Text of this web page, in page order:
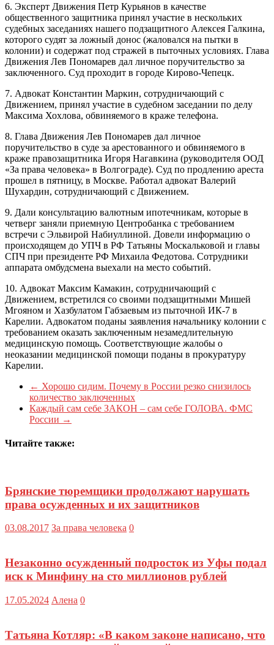
6. Эксперт Движения Петр Курьянов в качестве
общественного защитника принял участие в нескольких
судебных заседаниях нашего подзащитного Алексея Галкина,
которого судят за ложный донос (жаловался на пытки в
колонии) и содержат под стражей в пыточных условиях. Глава
Движения Лев Пономарев дал личное поручительство за
заключенного. Суд проходит в городе Кирово-Чепецк.
7. Адвокат Константин Маркин, сотрудничающий с
Движением, принял участие в судебном заседании по делу
Максима Хохлова, обвиняемого в краже телефона.
8. Глава Движения Лев Пономарев дал личное
поручительство в суде за арестованного и обвиняемого в
краже правозащитника Игоря Нагавкина (руководителя ООД
«За права человека» в Волгограде). Суд по продлению ареста
прошел в пятницу, в Москве. Работал адвокат Валерий
Шухардин, сотрудничающий с Движением.
9. Дали консультацию валютным ипотечникам, которые в
четверг заняли приемную Центробанка с требованием
встречи с Эльвирой Набиуллиной. Довели информацию о
происходящем до УПЧ в РФ Татьяны Москальковой и главы
СПЧ при президенте РФ Михаила Федотова. Сотрудники
аппарата омбудсмена выехали на место событий.
10. Адвокат Максим Камакин, сотрудничающий с
Движением, встретился со своими подзащитными Мишей
Мгояном и Хазбулатом Габзаевым из пыточной ИК-7 в
Карелии. Адвокатом поданы заявления начальнику колонии с
требованием оказать заключенным незамедлительную
медицинскую помощь. Соответствующие жалобы о
неоказании медицинской помощи поданы в прокуратуру
Карелии.
← Хорошо сидим. Почему в России резко снизилось
количество заключенных
Каждый сам себе ЗАКОН – сам себе ГОЛОВА. ФМС
России →
Читайте также:
Брянские тюремщики продолжают нарушать
права осужденных и их защитников
03.08.2017 За права человека 0
Незаконно осужденный подросток из Уфы подал
иск к Минфину на сто миллионов рублей
17.05.2024 Алена 0
Татьяна Котляр: «В каком законе написано, что